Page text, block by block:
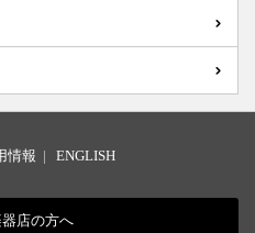
情報 | ENGLISH
店の方へ